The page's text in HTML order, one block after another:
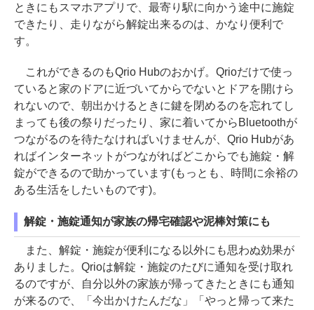
ときにもスマホアプリで、最寄り駅に向かう途中に施錠
できたり、走りながら解錠出来るのは、かなり便利で
す。
これができるのもQrio Hubのおかげ。Qrioだけで使っ
ていると家のドアに近づいてからでないとドアを開けら
れないので、朝出かけるときに鍵を閉めるのを忘れてし
まっても後の祭りだったり、家に着いてからBluetoothが
つながるのを待たなければいけませんが、Qrio Hubがあ
ればインターネットがつながればどこからでも施錠・解
錠ができるので助かっています(もっとも、時間に余裕の
ある生活をしたいものです)。
解錠・施錠通知が家族の帰宅確認や泥棒対策にも
また、解錠・施錠が便利になる以外にも思わぬ効果が
ありました。Qrioは解錠・施錠のたびに通知を受け取れ
るのですが、自分以外の家族が帰ってきたときにも通知
が来るので、「今出かけたんだな」「やっと帰って来た